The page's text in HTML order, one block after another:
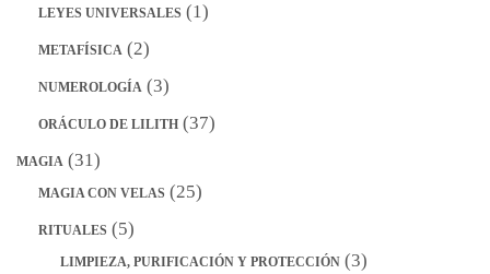
LEYES UNIVERSALES (1)
METAFÍSICA (2)
NUMEROLOGÍA (3)
ORÁCULO DE LILITH (37)
MAGIA (31)
MAGIA CON VELAS (25)
RITUALES (5)
LIMPIEZA, PURIFICACIÓN Y PROTECCIÓN (3)